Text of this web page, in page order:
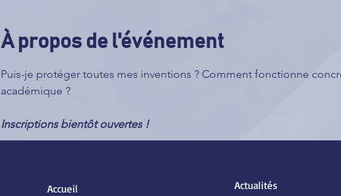
À propos de l'événement
Puis-je protéger toutes mes inventions ? Comment fonctionne
académique ?
Inscriptions bientôt ouvertes !
Accueil
Actualités